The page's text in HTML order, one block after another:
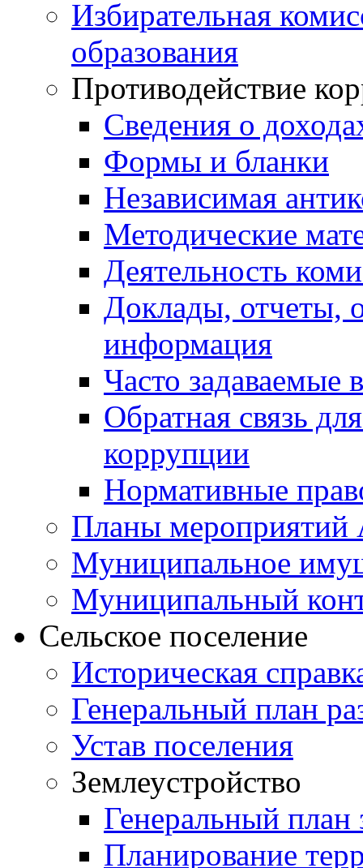
Избирательная
образования
Противодействие
Сведения о
Формы и бланки
Независимая
Методические
Деятельность
Доклады, отчеты,
информация
Часто задаваемые
Обратная связь
коррупции
Нормативные
Планы мероприятий
Муниципальное
Муниципальный
Сельское поселение
Историческая
Генеральный план
Устав поселения
Землеустройство
Генеральный план
Планирование